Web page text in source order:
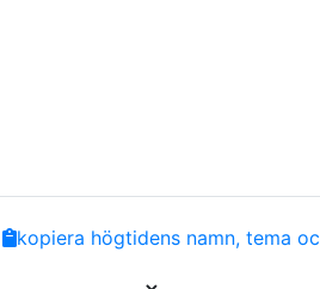
Copy
kopiera högtidens namn, tema